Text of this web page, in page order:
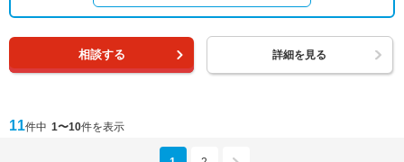
相談する 詳細を見る
11件中 1〜10件を表示